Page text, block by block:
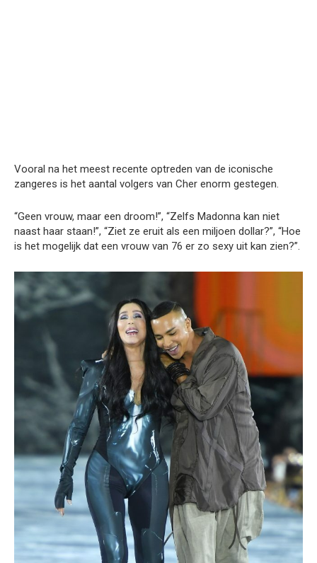
Vooral na het meest recente optreden van de iconische
zangeres is het aantal volgers van Cher enorm gestegen.
“Geen vrouw, maar een droom!”, “Zelfs Madonna kan niet
naast haar staan!”, “Ziet ze eruit als een miljoen dollar?”, “Hoe
is het mogelijk dat een vrouw van 76 er zo sexy uit kan zien?”.